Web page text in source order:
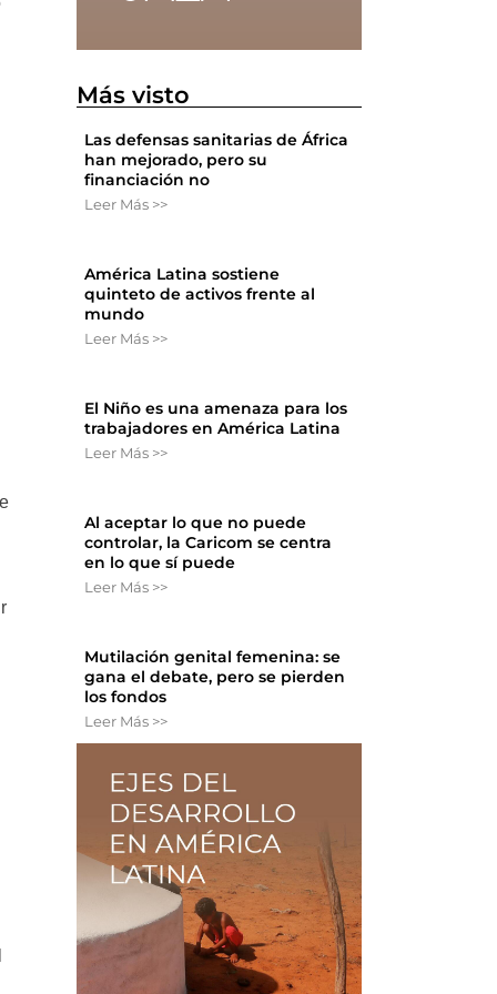
Más visto
Las defensas sanitarias de África
han mejorado, pero su
financiación no
Leer Más >>
América Latina sostiene
quinteto de activos frente al
mundo
Leer Más >>
El Niño es una amenaza para los
trabajadores en América Latina
Leer Más >>
Al aceptar lo que no puede
controlar, la Caricom se centra
en lo que sí puede
Leer Más >>
Mutilación genital femenina: se
gana el debate, pero se pierden
los fondos
Leer Más >>